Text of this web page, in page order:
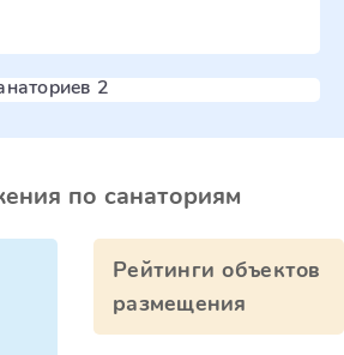
2
по санаториям
Рейтинги объектов
размещения